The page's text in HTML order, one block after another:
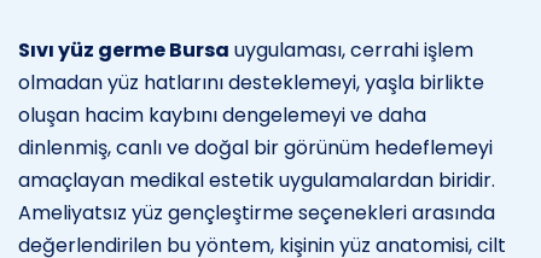
Sıvı yüz germe Bursa uygulaması, cerrahi işlem
olmadan yüz hatlarını desteklemeyi, yaşla birlikte
oluşan hacim kaybını dengelemeyi ve daha
dinlenmiş, canlı ve doğal bir görünüm hedeflemeyi
amaçlayan medikal estetik uygulamalardan biridir.
Ameliyatsız yüz gençleştirme seçenekleri arasında
değerlendirilen bu yöntem, kişinin yüz anatomisi, cilt